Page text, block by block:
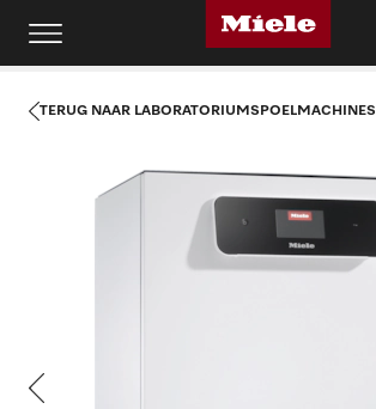
TERUG NAAR LABORATORIUMSPOELMACHINES